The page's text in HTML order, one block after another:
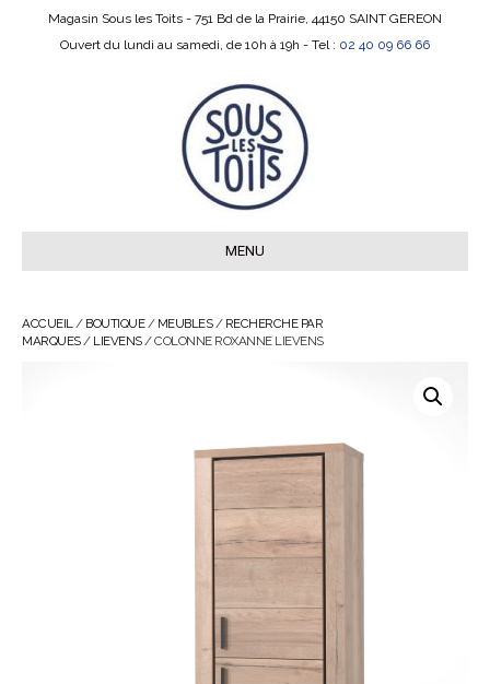
Magasin Sous les Toits - 751 Bd de la Prairie, 44150 SAINT GEREON
Ouvert du lundi au samedi, de 10h à 19h - Tel : 02 40 09 66 66
MENU
ACCUEIL/ BOUTIQUE/ MEUBLES/ RECHERCHE PAR
MARQUES/ LIEVENS/ COLONNE ROXANNE LIEVENS